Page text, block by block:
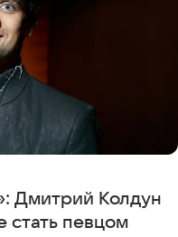
Дмитрий Колдун
стать певцом